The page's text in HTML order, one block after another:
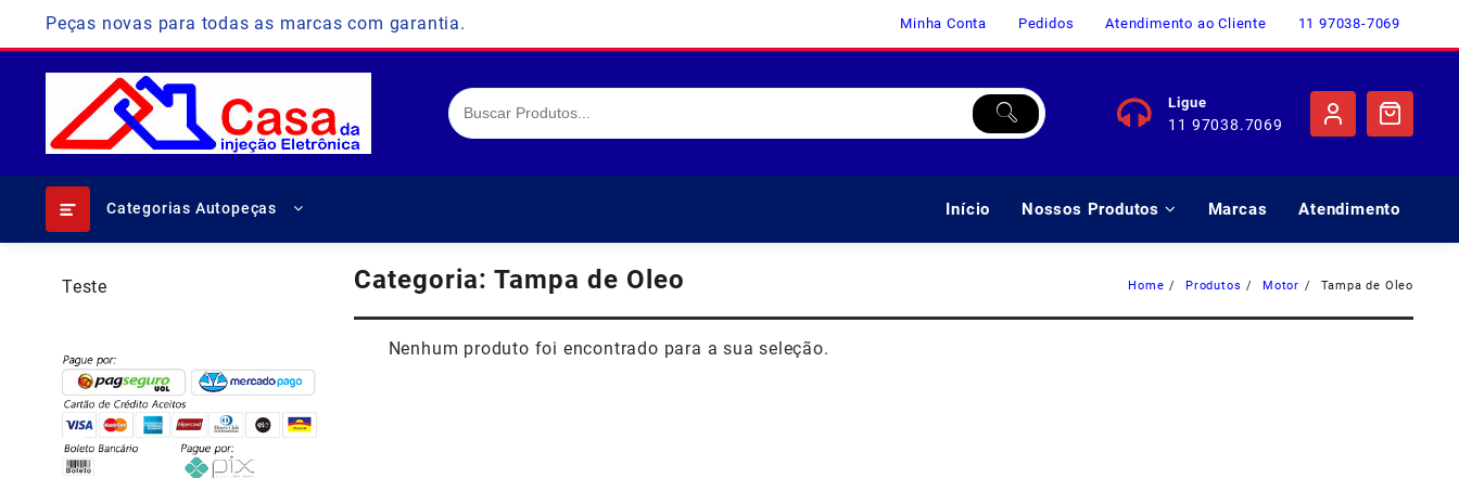
content
Peças novas para todas as marcas com garantia. Minha Conta Pedidos Atendimento ao Cliente 11 97038-7069
Ligue
11 97038.7069
Categorias Autopeças Início Nossos Produtos Marcas Atendimento
Categoria: Tampa de Oleo Home Produtos Motor Tampa de Oleo
Nenhum produto foi encontrado para a sua seleção.
Teste